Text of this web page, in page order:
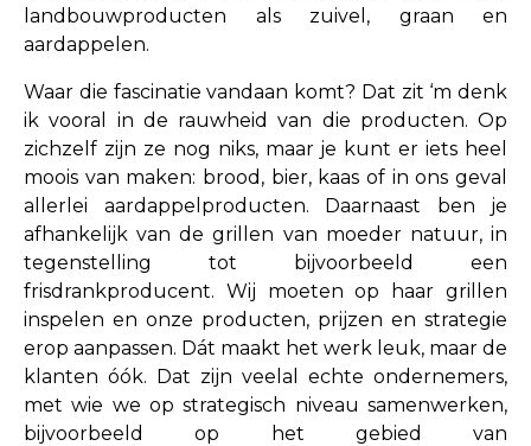
landbouwproducten als zuivel, graan en
aardappelen.
Waar die fascinatie vandaan komt? Dat zit ‘m denk
ik vooral in de rauwheid van die producten. Op
zichzelf zijn ze nog niks, maar je kunt er iets heel
moois van maken: brood, bier, kaas of in ons geval
allerlei aardappelproducten. Daarnaast ben je
afhankelijk van de grillen van moeder natuur, in
tegenstelling tot bijvoorbeeld een
frisdrankproducent. Wij moeten op haar grillen
inspelen en onze producten, prijzen en strategie
erop aanpassen. Dát maakt het werk leuk, maar de
klanten óók. Dat zijn veelal echte ondernemers,
met wie we op strategisch niveau samenwerken,
bijvoorbeeld op het gebied van